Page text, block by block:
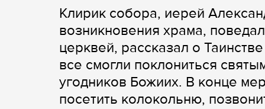
Клирик собора, иерей
возникновения храма,
церквей, рассказал о
все смогли поклониться
угодников Божиих. В конце
посетить колокольню,